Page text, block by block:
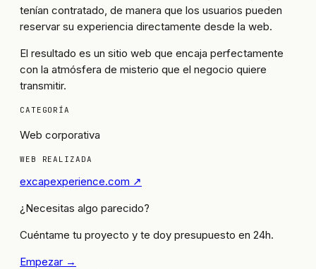
tenían contratado, de manera que los usuarios pueden
reservar su experiencia directamente desde la web.
El resultado es un sitio web que encaja perfectamente
con la atmósfera de misterio que el negocio quiere
transmitir.
CATEGORÍA
Web corporativa
WEB REALIZADA
excapexperience.com ↗
¿Necesitas algo parecido?
Cuéntame tu proyecto y te doy presupuesto en 24h.
Empezar →